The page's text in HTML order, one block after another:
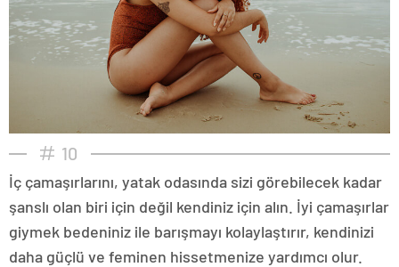
10
İç çamaşırlarını, yatak odasında sizi görebilecek kadar
şanslı olan biri için değil kendiniz için alın. İyi çamaşırlar
giymek bedeniniz ile barışmayı kolaylaştırır, kendinizi
daha güçlü ve feminen hissetmenize yardımcı olur.